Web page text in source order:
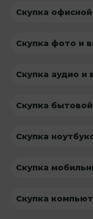
Скупка
Скупка фото и
Скупка аудио и
Скупка
Скупка
Скупка
Скупка